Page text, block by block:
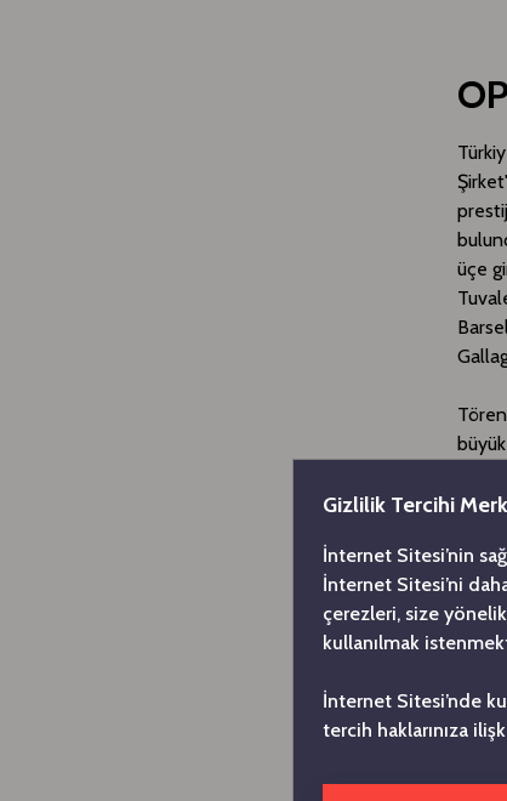
üçe
yeni
bize
Gizlilik Tercihi
İnternet Sitesi’nin
İnternet Sitesi’ni
çerezleri, size
kullanılmak
İnternet Sitesi’nde
tercih haklarınıza